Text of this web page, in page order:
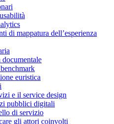
di mappatura dell’esperienza
euristica
e il service design
pubblici digitali
di servizio
gli attori coinvolti